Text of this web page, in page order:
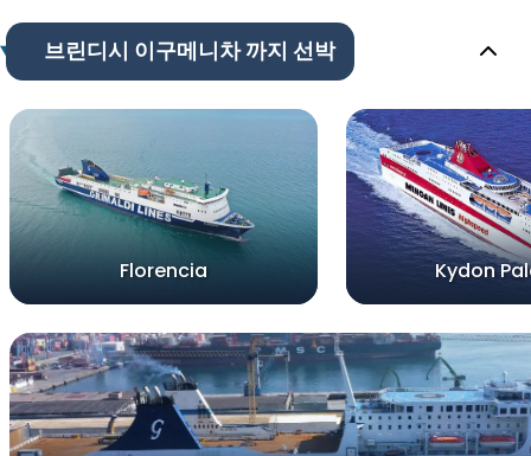
브린디시 이구메니차 까지 선박
Florencia Kydon